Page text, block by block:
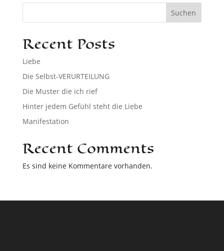
Suchen
Recent Posts
Liebe
Die Selbst-VERURTEILUNG
Die Muster die ich rief
Hinter jedem Gefühl steht die Liebe
Manifestation
Recent Comments
Es sind keine Kommentare vorhanden.